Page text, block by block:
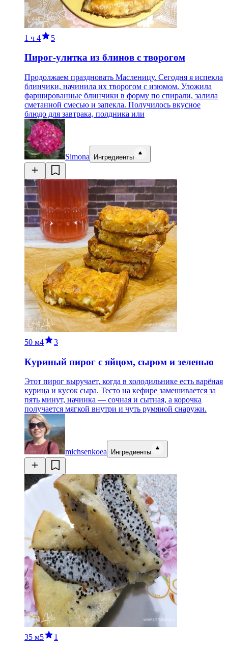
1 ч 4 5
Пирог-улитка из блинов с творогом
Продолжаем праздновать Масленицу. Сегодня я испекла
блинчики, начинила их творогом с изюмом. Уложила
фаршированные блинчики в форму по спирали, залила
сметанной смесью и запекла. Получилось вкусное
блюдо для завтрака, полдника или
Simona Ингредиенты
50 м4 3
Куриный пирог с яйцом, сыром и зеленью
Этот пирог выручает, когда в холодильнике есть варёная
курица и кусок сыра. Тесто на кефире замешивается за
пять минут, начинка — сочная и сытная, а корочка
получается мягкой внутри и чуть румяной снаружи.
michsenkoea Ингредиенты
35 м5 1